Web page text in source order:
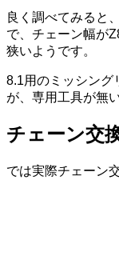
良く調べてみると
で、チェーン幅が
狭いようです。
8.1用のミッシング
が、専用工具が無
チェーン交
では実際チェーン